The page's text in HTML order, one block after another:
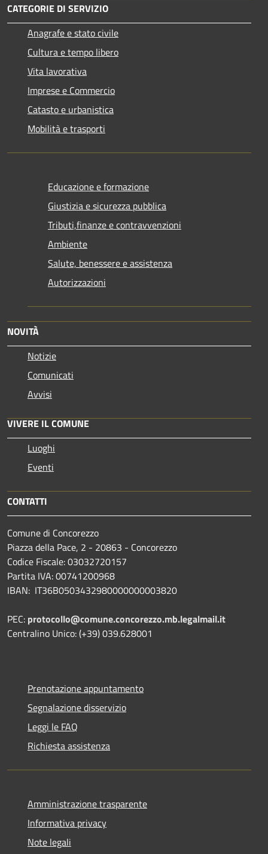
CATEGORIE DI SERVIZIO
Anagrafe e stato civile
Cultura e tempo libero
Vita lavorativa
Imprese e Commercio
Catasto e urbanistica
Mobilità e trasporti
Educazione e formazione
Giustizia e sicurezza pubblica
Tributi,finanze e contravvenzioni
Ambiente
Salute, benessere e assistenza
Autorizzazioni
NOVITÀ
Notizie
Comunicati
Avvisi
VIVERE IL COMUNE
Luoghi
Eventi
CONTATTI
Comune di Concorezzo
Piazza della Pace, 2 - 20863 - Concorezzo
Codice Fiscale: 03032720157
Partita IVA: 00741200968
IBAN: IT36B0503432980000000003820
PEC: protocollo@comune.concorezzo.mb.legalmail.it
Centralino Unico: (+39) 039.628001
Prenotazione appuntamento
Segnalazione disservizio
Leggi le FAQ
Richiesta assistenza
Amministrazione trasparente
Informativa privacy
Note legali